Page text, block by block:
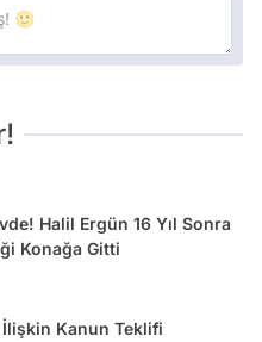
Halil Ergün 16 Yıl Sonra
Konağa Gitti
Kanun Teklifi